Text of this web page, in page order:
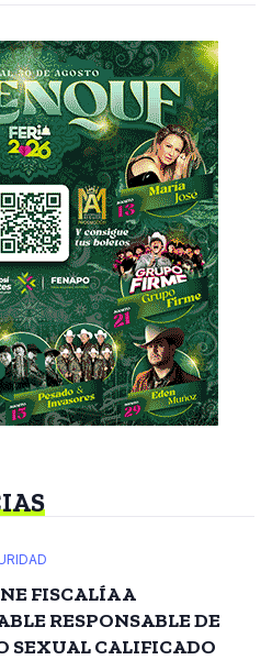
FISCALÍA A
RESPONSABLE DE
SEXUAL CALIFICADO